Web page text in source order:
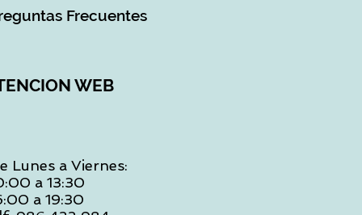
Frecuentes
WEB
Lunes a Viernes:
a 13:30
a 19:30